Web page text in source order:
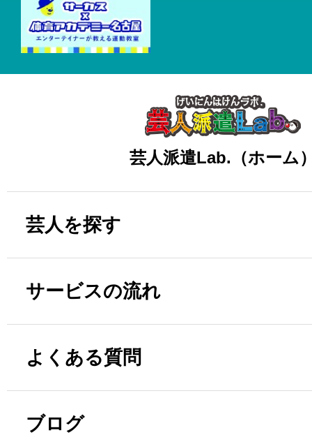
芸人派遣Lab.（ホーム
芸人を探す
サービスの流れ
よくある質問
ブログ